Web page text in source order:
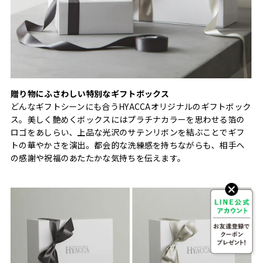
贈り物にふさわしい特別なギフトボックス
どんなギフトシーンにも合うHYACCAオリジナルのギフトボック
ス。美しく艶めくボックスにはプラチナカラーを思わせる箔の
ロゴをあしらい、上品な光沢のサテンリボンを結ぶことでギフ
トの華やかさを演出。都会的な洗練感を持ちながらも、相手へ
の感謝や祝福のあたたかな気持ちを伝えます。